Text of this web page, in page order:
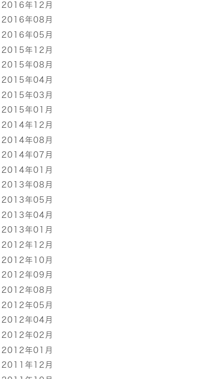
2016年12月
2016年08月
2016年05月
2015年12月
2015年08月
2015年04月
2015年03月
2015年01月
2014年12月
2014年08月
2014年07月
2014年01月
2013年08月
2013年05月
2013年04月
2013年01月
2012年12月
2012年10月
2012年09月
2012年08月
2012年05月
2012年04月
2012年02月
2012年01月
2011年12月